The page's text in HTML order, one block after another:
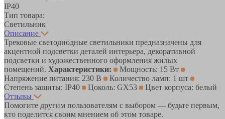
IP40
Тип товара:
Светильник
Описание
Трековые светодиодные светильники предназначены для
акцентной подсветки деталей интерьера, декоративной
подсветки и художественного оформления жилых
помещений. Характеристики:
Мощность: 15 Вт
Напряжение питания: 230 В
Количество ламп: 1 шт
Степень защиты: IP40
Цоколь: GX53
Цвет корпуса: белый
Отзывы
Помогите другим пользователям с выбором — будьте первым,
кто поделится своим мнением об этом товаре.